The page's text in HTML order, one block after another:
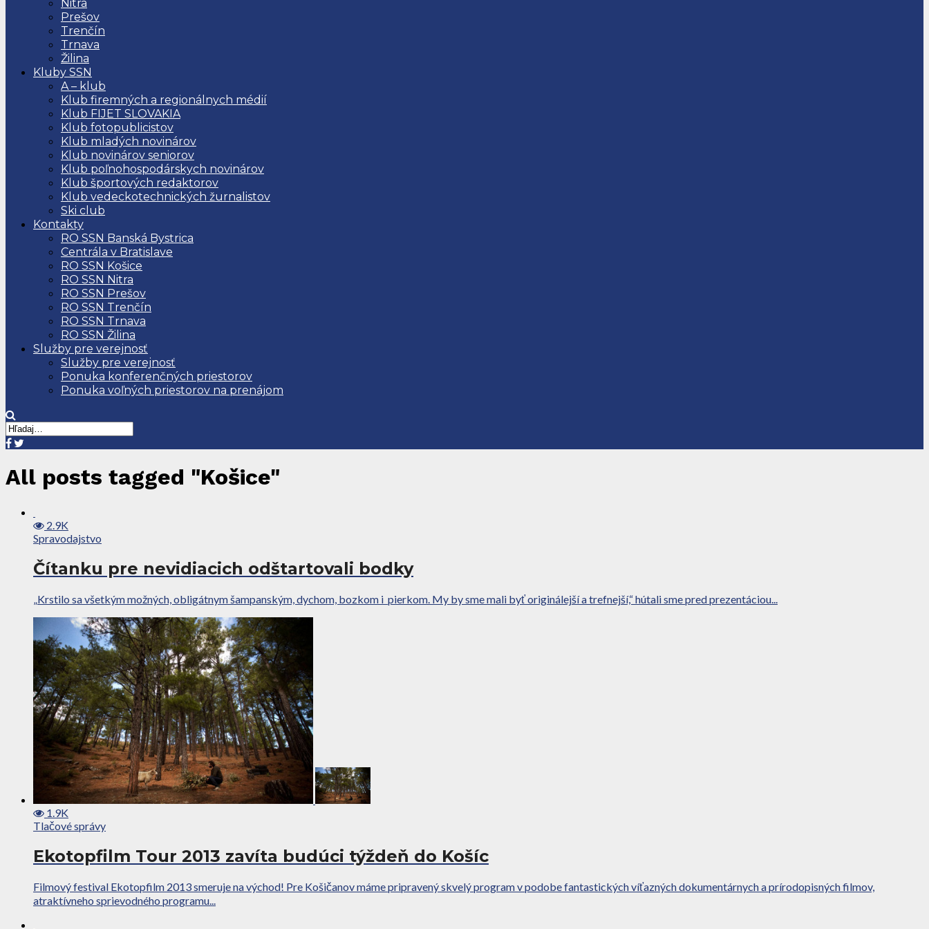
Nitra
Prešov
Trenčín
Trnava
Žilina
Kluby SSN
A – klub
Klub firemných a regionálnych médií
Klub FIJET SLOVAKIA
Klub fotopublicistov
Klub mladých novinárov
Klub novinárov seniorov
Klub poľnohospodárskych novinárov
Klub športových redaktorov
Klub vedeckotechnických žurnalistov
Ski club
Kontakty
RO SSN Banská Bystrica
Centrála v Bratislave
RO SSN Košice
RO SSN Nitra
RO SSN Prešov
RO SSN Trenčín
RO SSN Trnava
RO SSN Žilina
Služby pre verejnosť
Služby pre verejnosť
Ponuka konferenčných priestorov
Ponuka voľných priestorov na prenájom
All posts tagged "Košice"
2.9K
Spravodajstvo
Čítanku pre nevidiacich odštartovali bodky
„Krstilo sa všetkým možných, obligátnym šampanským, dychom, bozkom i pierkom. My by sme mali byť originálejší a trefnejší,“ hútali sme pred prezentáciou...
1.9K
Tlačové správy
Ekotopfilm Tour 2013 zavíta budúci týždeň do Košíc
Filmový festival Ekotopfilm 2013 smeruje na východ! Pre Košičanov máme pripravený skvelý program v podobe fantastických víťazných dokumentárnych a prírodopisných filmov,
atraktívneho sprievodného programu...